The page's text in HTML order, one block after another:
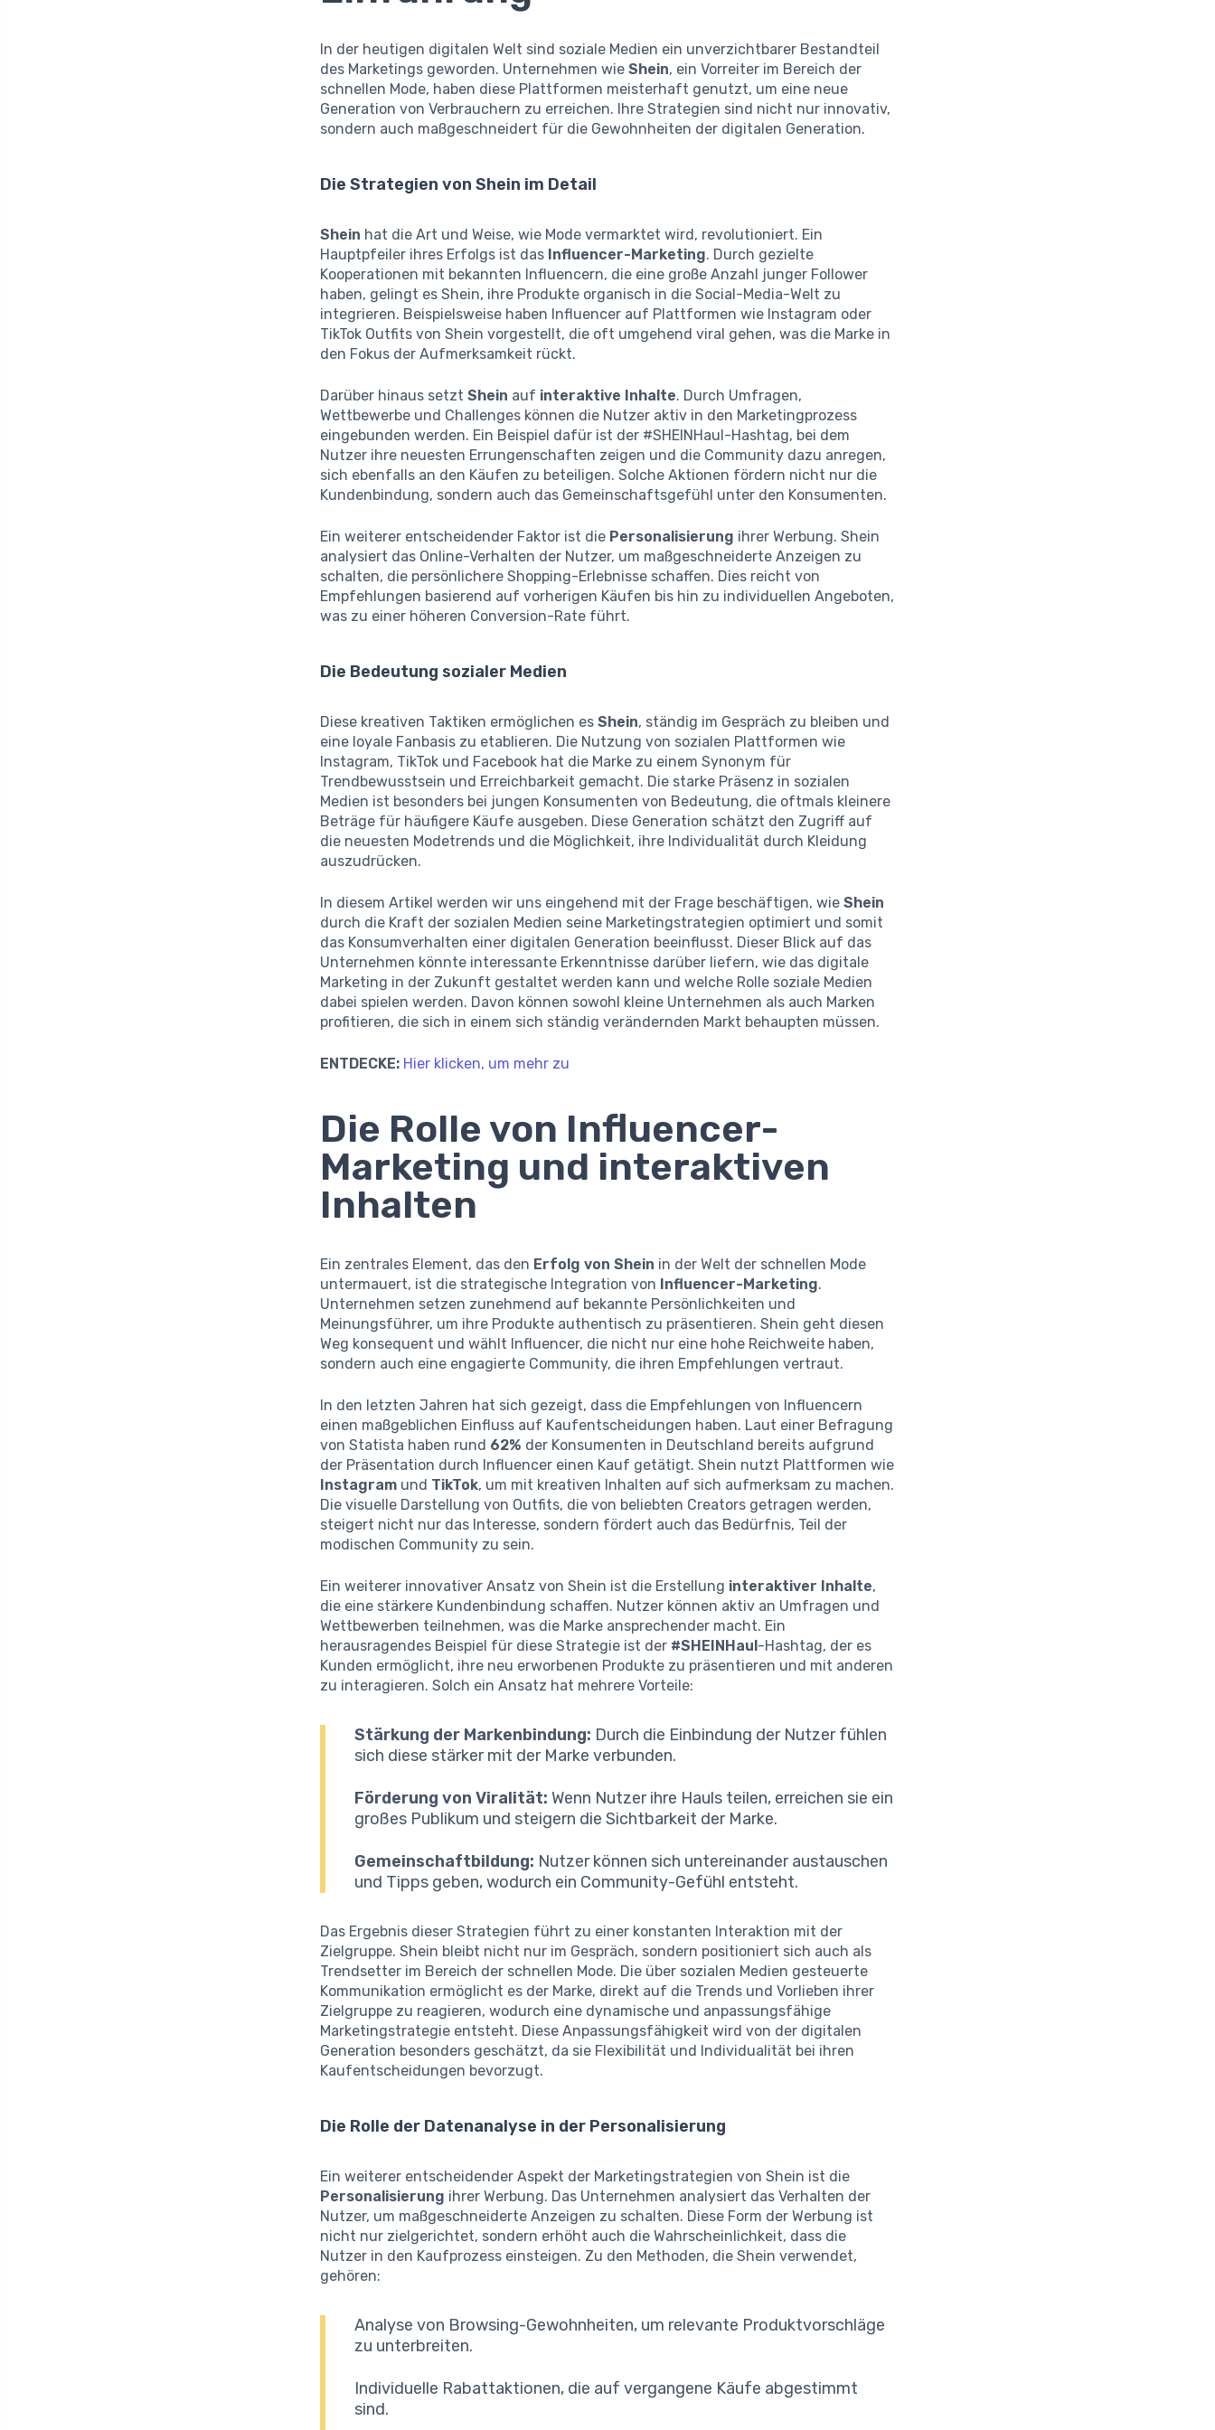
In der heutigen digitalen Welt sind soziale Medien ein unverzichtbarer Bestandteil
des Marketings geworden. Unternehmen wieShein, ein Vorreiter im Bereich der
schnellen Mode, haben diese Plattformen meisterhaft genutzt, um eine neue
Generation von Verbrauchern zu erreichen. Ihre Strategien sind nicht nur innovativ,
sondern auch maßgeschneidert für die Gewohnheiten der digitalen Generation.
Die Strategien von Shein im Detail
Shein hat die Art und Weise, wie Mode vermarktet wird, revolutioniert. Ein
Hauptpfeiler ihres Erfolgs ist das Influencer-Marketing. Durch gezielte
Kooperationen mit bekannten Influencern, die eine große Anzahl junger Follower
haben, gelingt es Shein, ihre Produkte organisch in die Social-Media-Welt zu
integrieren. Beispielsweise haben Influencer auf Plattformen wie Instagram oder
TikTok Outfits von Shein vorgestellt, die oft umgehend viral gehen, was die Marke in
den Fokus der Aufmerksamkeit rückt.
Darüber hinaus setztShein auf interaktive Inhalte. Durch Umfragen,
Wettbewerbe und Challenges können die Nutzer aktiv in den Marketingprozess
eingebunden werden. Ein Beispiel dafür ist der #SHEINHaul-Hashtag, bei dem
Nutzer ihre neuesten Errungenschaften zeigen und die Community dazu anregen,
sich ebenfalls an den Käufen zu beteiligen. Solche Aktionen fördern nicht nur die
Kundenbindung, sondern auch das Gemeinschaftsgefühl unter den Konsumenten.
Ein weiterer entscheidender Faktor ist die Personalisierung ihrer Werbung. Shein
analysiert das Online-Verhalten der Nutzer, um maßgeschneiderte Anzeigen zu
schalten, die persönlichere Shopping-Erlebnisse schaffen. Dies reicht von
Empfehlungen basierend auf vorherigen Käufen bis hin zu individuellen Angeboten,
was zu einer höheren Conversion-Rate führt.
Die Bedeutung sozialer Medien
Diese kreativen Taktiken ermöglichen esShein, ständig im Gespräch zu bleiben und
eine loyale Fanbasis zu etablieren. Die Nutzung von sozialen Plattformen wie
Instagram, TikTok und Facebook hat die Marke zu einem Synonym für
Trendbewusstsein und Erreichbarkeit gemacht. Die starke Präsenz in sozialen
Medien ist besonders bei jungen Konsumenten von Bedeutung, die oftmals kleinere
Beträge für häufigere Käufe ausgeben. Diese Generation schätzt den Zugriff auf
die neuesten Modetrends und die Möglichkeit, ihre Individualität durch Kleidung
auszudrücken.
In diesem Artikel werden wir uns eingehend mit der Frage beschäftigen, wieShein
durch die Kraft der sozialen Medien seine Marketingstrategien optimiert und somit
das Konsumverhalten einer digitalen Generation beeinflusst. Dieser Blick auf das
Unternehmen könnte interessante Erkenntnisse darüber liefern, wie das digitale
Marketing in der Zukunft gestaltet werden kann und welche Rolle soziale Medien
dabei spielen werden. Davon können sowohl kleine Unternehmen als auch Marken
profitieren, die sich in einem sich ständig verändernden Markt behaupten müssen.
ENTDECKE: Hier klicken, um mehr zu
Die Rolle von Influencer-
Marketing und interaktiven
Inhalten
Ein zentrales Element, das den Erfolg von Shein in der Welt der schnellen Mode
untermauert, ist die strategische Integration von Influencer-Marketing.
Unternehmen setzen zunehmend auf bekannte Persönlichkeiten und
Meinungsführer, um ihre Produkte authentisch zu präsentieren. Shein geht diesen
Weg konsequent und wählt Influencer, die nicht nur eine hohe Reichweite haben,
sondern auch eine engagierte Community, die ihren Empfehlungen vertraut.
In den letzten Jahren hat sich gezeigt, dass die Empfehlungen von Influencern
einen maßgeblichen Einfluss auf Kaufentscheidungen haben. Laut einer Befragung
von Statista haben rund 62% der Konsumenten in Deutschland bereits aufgrund
der Präsentation durch Influencer einen Kauf getätigt. Shein nutzt Plattformen wie
Instagram und TikTok, um mit kreativen Inhalten auf sich aufmerksam zu machen.
Die visuelle Darstellung von Outfits, die von beliebten Creators getragen werden,
steigert nicht nur das Interesse, sondern fördert auch das Bedürfnis, Teil der
modischen Community zu sein.
Ein weiterer innovativer Ansatz von Shein ist die Erstellung interaktiver Inhalte,
die eine stärkere Kundenbindung schaffen. Nutzer können aktiv an Umfragen und
Wettbewerben teilnehmen, was die Marke ansprechender macht. Ein
herausragendes Beispiel für diese Strategie ist der #SHEINHaul-Hashtag, der es
Kunden ermöglicht, ihre neu erworbenen Produkte zu präsentieren und mit anderen
zu interagieren. Solch ein Ansatz hat mehrere Vorteile:
Stärkung der Markenbindung: Durch die Einbindung der Nutzer fühlen
sich diese stärker mit der Marke verbunden.
Förderung von Viralität: Wenn Nutzer ihre Hauls teilen, erreichen sie ein
großes Publikum und steigern die Sichtbarkeit der Marke.
Gemeinschaftbildung: Nutzer können sich untereinander austauschen
und Tipps geben, wodurch ein Community-Gefühl entsteht.
Das Ergebnis dieser Strategien führt zu einer konstanten Interaktion mit der
Zielgruppe. Shein bleibt nicht nur im Gespräch, sondern positioniert sich auch als
Trendsetter im Bereich der schnellen Mode. Die über sozialen Medien gesteuerte
Kommunikation ermöglicht es der Marke, direkt auf die Trends und Vorlieben ihrer
Zielgruppe zu reagieren, wodurch eine dynamische und anpassungsfähige
Marketingstrategie entsteht. Diese Anpassungsfähigkeit wird von der digitalen
Generation besonders geschätzt, da sie Flexibilität und Individualität bei ihren
Kaufentscheidungen bevorzugt.
Die Rolle der Datenanalyse in der Personalisierung
Ein weiterer entscheidender Aspekt der Marketingstrategien von Shein ist die
Personalisierung ihrer Werbung. Das Unternehmen analysiert das Verhalten der
Nutzer, um maßgeschneiderte Anzeigen zu schalten. Diese Form der Werbung ist
nicht nur zielgerichtet, sondern erhöht auch die Wahrscheinlichkeit, dass die
Nutzer in den Kaufprozess einsteigen. Zu den Methoden, die Shein verwendet,
gehören:
Analyse von Browsing-Gewohnheiten, um relevante Produktvorschläge
zu unterbreiten.
Individuelle Rabattaktionen, die auf vergangene Käufe abgestimmt
sind.